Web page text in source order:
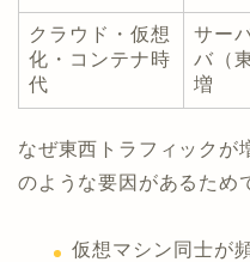
クラウド・仮想
化・コンテナ時
代
サー
バ（
増
なぜ東西トラフィックが
のような要因があるため
仮想マシン同士が